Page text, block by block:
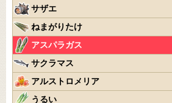
サザエ
ねまがりたけ
アスパラガス
サクラマス
アルストロメリア
うるい